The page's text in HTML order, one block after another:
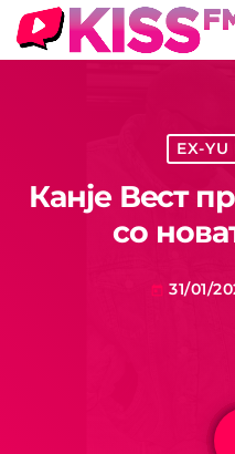
EX-
Канје Вест
со
today 31/01/